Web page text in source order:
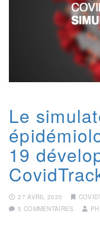
Le
19
27 AVRIL 2020
5 COMMENTAIRES